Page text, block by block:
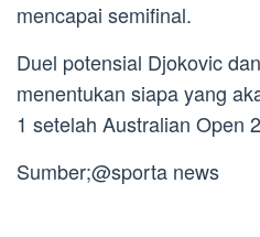
mencapai semifinal.
Duel potensial Djokovic
menentukan siapa yang
1 setelah Australian Open
Sumber;@sporta news